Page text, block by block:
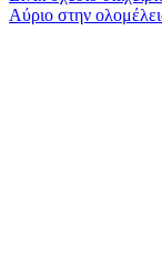
άρθρων
Αύριο στην